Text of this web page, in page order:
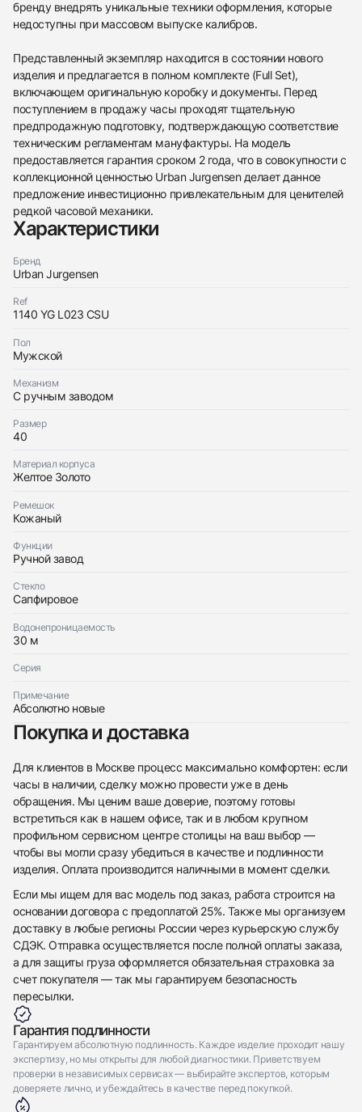
бренду внедрять уникальные техники оформления, которые
недоступны при массовом выпуске калибров.
Представленный экземпляр находится в состоянии нового
изделия и предлагается в полном комплекте (Full Set),
включающем оригинальную коробку и документы. Перед
поступлением в продажу часы проходят тщательную
предпродажную подготовку, подтверждающую соответствие
техническим регламентам мануфактуры. На модель
предоставляется гарантия сроком 2 года, что в совокупности с
коллекционной ценностью Urban Jurgensen делает данное
предложение инвестиционно привлекательным для ценителей
редкой часовой механики.
Характеристики
Бренд
Urban Jurgensen
Ref
1140 YG L023 CSU
Пол
Мужской
Механизм
С ручным заводом
Размер
40
Материал корпуса
Желтое Золото
Ремешок
Кожаный
Функции
Ручной завод
Стекло
Сапфировое
Водонепроницаемость
30 м
Серия
Примечание
Абсолютно новые
Покупка и доставка
Для клиентов в Москве процесс максимально комфортен: если
часы в наличии, сделку можно провести уже в день
обращения. Мы ценим ваше доверие, поэтому готовы
встретиться как в нашем офисе, так и в любом крупном
профильном сервисном центре столицы на ваш выбор —
чтобы вы могли сразу убедиться в качестве и подлинности
изделия. Оплата производится наличными в момент сделки.
Если мы ищем для вас модель под заказ, работа строится на
основании договора с предоплатой 25%. Также мы организуем
доставку в любые регионы России через курьерскую службу
СДЭК. Отправка осуществляется после полной оплаты заказа,
а для защиты груза оформляется обязательная страховка за
счет покупателя — так мы гарантируем безопасность
пересылки.
Гарантия подлинности
Гарантируем абсолютную подлинность. Каждое изделие проходит нашу
экспертизу, но мы открыты для любой диагностики. Приветствуем
проверки в независимых сервисах — выбирайте экспертов, которым
доверяете лично, и убеждайтесь в качестве перед покупкой.
Купить эти часы
Оставьте ваши контактные данные и мы свяжемся
с вами
Urban Jurgensen
1745 Black Dial Men's Watch 1140 Yg
НовыеКоробка + Документы
$56,650
Трейд-ин часов
Оставьте ваши контактные данные и мы свяжемся
Urban Jurgensen
1745 Black Dial Men's Watch 1140 Yg
НовыеКоробка + Документы
$56,650
Приложите фото ваших часов…